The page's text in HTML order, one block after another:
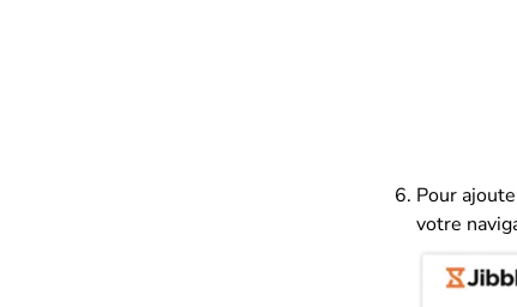
Pour
votre